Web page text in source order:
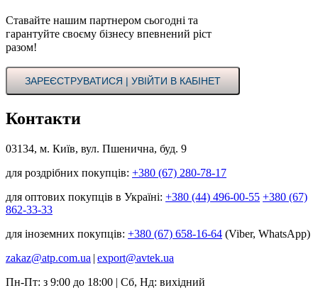
Ставайте нашим партнером сьогодні та
гарантуйте своєму бізнесу впевнений ріст
разом!
ЗАРЕЄСТРУВАТИСЯ | УВІЙТИ В КАБІНЕТ
Контакти
03134, м. Київ, вул. Пшенична, буд. 9
для роздрібних покупців: +380 (67) 280-78-17
для оптових покупців в Україні: +380 (44) 496-00-55 +380 (67)
862-33-33
для іноземних покупців: +380 (67) 658-16-64 (Viber, WhatsApp)
zakaz@atp.com.ua | export@avtek.ua
Пн-Пт: з 9:00 до 18:00 | Сб, Нд: вихідний